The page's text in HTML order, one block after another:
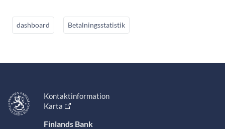
dashboard Betalningsstatistik
Kontaktinformation
Karta
Finlands Bank